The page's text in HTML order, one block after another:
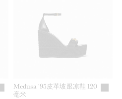
Medusa '95皮革坡跟凉鞋 120
毫米